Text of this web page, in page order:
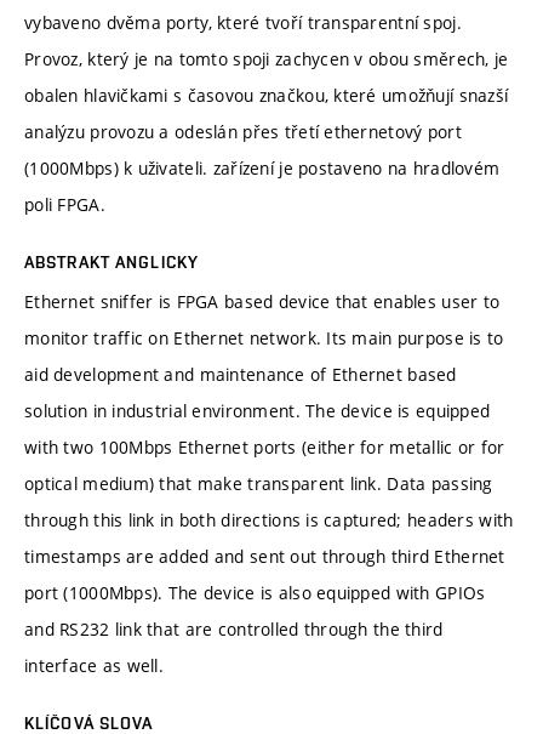
vybaveno dvěma porty, které tvoří transparentní spoj.
Provoz, který je na tomto spoji zachycen v obou směrech, je
obalen hlavičkami s časovou značkou, které umožňují snazší
analýzu provozu a odeslán přes třetí ethernetový port
(1000Mbps) k uživateli. zařízení je postaveno na hradlovém
poli FPGA.
ABSTRAKT ANGLICKY
Ethernet sniffer is FPGA based device that enables user to
monitor traffic on Ethernet network. Its main purpose is to
aid development and maintenance of Ethernet based
solution in industrial environment. The device is equipped
with two 100Mbps Ethernet ports (either for metallic or for
optical medium) that make transparent link. Data passing
through this link in both directions is captured; headers with
timestamps are added and sent out through third Ethernet
port (1000Mbps). The device is also equipped with GPIOs
and RS232 link that are controlled through the third
interface as well.
KLÍČOVÁ SLOVA